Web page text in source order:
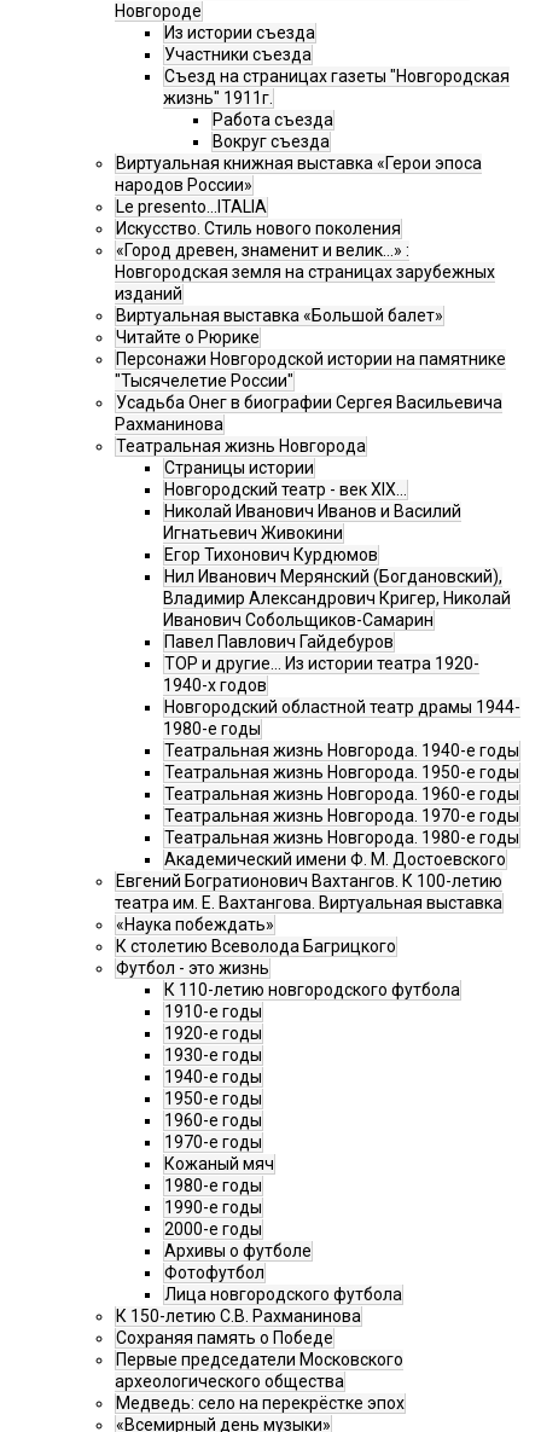
Новгороде
Из истории съезда
Участники съезда
Cъезд на страницах газеты "Новгородская
жизнь" 1911г.
Работа съезда
Вокруг съезда
Виртуальная книжная выставка «Герои эпоса
народов России»
Le presento...ITALIA
Искусство. Стиль нового поколения
«Город древен, знаменит и велик…» :
Новгородская земля на страницах зарубежных
изданий
Виртуальная выставка «Большой балет»
Читайте о Рюрике
Персонажи Новгородской истории на памятнике
"Тысячелетие России"
Усадьба Онег в биографии Сергея Васильевича
Рахманинова
Театральная жизнь Новгорода
Страницы истории
Новгородский театр - век XIX…
Николай Иванович Иванов и Василий
Игнатьевич Живокини
Егор Тихонович Курдюмов
Нил Иванович Мерянский (Богдановский),
Владимир Александрович Кригер, Николай
Иванович Собольщиков-Самарин
Павел Павлович Гайдебуров
ТОР и другие… Из истории театра 1920-
1940-х годов
Новгородский областной театр драмы 1944-
1980-е годы
Театральная жизнь Новгорода. 1940-е годы
Театральная жизнь Новгорода. 1950-е годы
Театральная жизнь Новгорода. 1960-е годы
Театральная жизнь Новгорода. 1970-е годы
Театральная жизнь Новгорода. 1980-е годы
Академический имени Ф. М. Достоевского
Евгений Богратионович Вахтангов. К 100-летию
театра им. Е. Вахтангова. Виртуальная выставка
«Наука побеждать»
К столетию Всеволода Багрицкого
Футбол - это жизнь
К 110-летию новгородского футбола
1910-е годы
1920-е годы
1930-е годы
1940-е годы
1950-е годы
1960-е годы
1970-е годы
Кожаный мяч
1980-е годы
1990-е годы
2000-е годы
Архивы о футболе
Фотофутбол
Лица новгородского футбола
К 150-летию С.В. Рахманинова
Сохраняя память о Победе
Первые председатели Московского
археологического общества
Медведь: село на перекрёстке эпох
«Всемирный день музыки»